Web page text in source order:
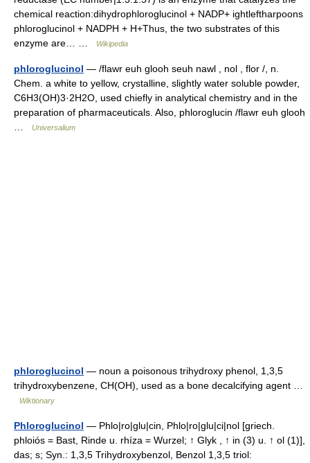
chemical reaction:dihydrophloroglucinol + NADP+ ightleftharpoons
phloroglucinol + NADPH + H+Thus, the two substrates of this
enzyme are… …
Wikipedia
phloroglucinol — /flawr euh glooh seuh nawl , nol , flor /, n.
Chem. a white to yellow, crystalline, slightly water soluble powder,
C6H3(OH)3·2H2O, used chiefly in analytical chemistry and in the
preparation of pharmaceuticals. Also, phloroglucin /flawr euh glooh
Universalium
phloroglucinol — noun a poisonous trihydroxy phenol, 1,3,5
trihydroxybenzene, CH(OH), used as a bone decalcifying agent …
Wiktionary
Phloroglucinol — Phlo|ro|glu|cin, Phlo|ro|glu|ci|nol [griech.
phloiós = Bast, Rinde u. rhíza = Wurzel; ↑ Glyk , ↑ in (3) u. ↑ ol (1)],
das; s; Syn.: 1,3,5 Trihydroxybenzol, Benzol 1,3,5 triol: